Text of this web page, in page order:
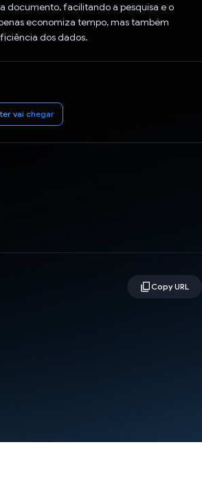
documento, facilitando a pesquisa e o
economiza tempo, mas também
dos dados.
vai chegar